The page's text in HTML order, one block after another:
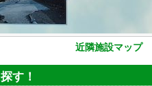
近隣施設マップ
す！